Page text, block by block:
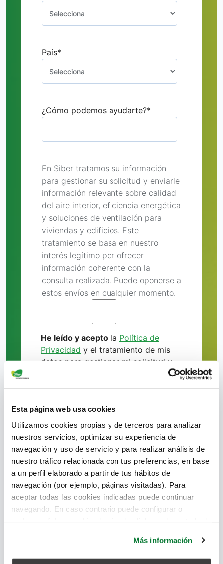
Esta página web usa cookies
Utilizamos cookies propias y de terceros para analizar
nuestros servicios, optimizar su experiencia de
navegación y uso de servicio y para realizar análisis de
nuestro tráfico relacionada con tus preferencias, en base
a un perfil elaborado a partir de tus hábitos de
navegación (por ejemplo, páginas visitadas). Para
aceptar todas las cookies indicadas puede continuar
navegando. En caso contrario puede configurar o
Más información
País*
¿Cómo podemos ayudarte?*
En Siber tratamos su información
para gestionar su solicitud y enviarle
información relevante sobre calidad
del aire interior, eficiencia energética
y soluciones de ventilación para
viviendas y edificios. Este
tratamiento se basa en nuestro
interés legítimo por ofrecer
información coherente con la
consulta realizada. Puede oponerse a
estos envíos en cualquier momento.
He leído y acepto la Política de
Privacidad y el tratamiento de mis
datos para gestionar mi solicitud y
recibir información relacionada con
Usted decide qué información
comunicaciones en cualquier
momento. Para conocer sus
derechos y cómo protegemos sus
datos, consulte nuestra
Política de
Privacidad
Al hacer clic en Enviar, acepta que
Siber procese sus datos para
información relacionada con calidad
del aire interior y sistemas de